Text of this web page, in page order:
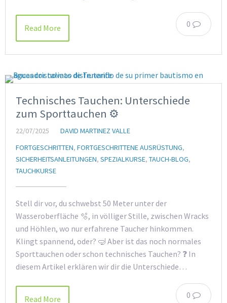
0
Read More
Technisches Tauchen: Unterschiede
zum Sporttauchen ⚙️
22/07/2025
DAVID MARTINEZ VALLE
FORTGESCHRITTEN, FORTGESCHRITTENE AUSRÜSTUNG,
SICHERHEITSANLEITUNGEN, SPEZIALKURSE, TAUCH-BLOG,
TAUCHKURSE
Stell dir vor, du schwebst 50 Meter unter der
Wasseroberfläche 🫧, in völliger Stille, zwischen Wracks
und Höhlen, wo nur erfahrene Taucher hinkommen.
Klingt spannend, oder? 🤿 Aber ist das noch normales
Sporttauchen oder schon technisches Tauchen? ❓ In
diesem Artikel erklären wir dir die Unterschiede…
0
Read More